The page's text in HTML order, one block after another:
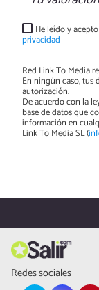
He leído y
privacidad
Red Link To Media
En ningún caso, tus
autorización.
De acuerdo con la
base de datos que
información en
Link To Media SL (
Redes sociales